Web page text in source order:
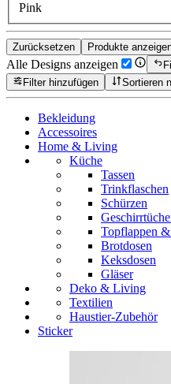
Pink
Zurücksetzen Produkte
Alle Designs anzeigen
Filter hinzufügen
Sortieren
Bekleidung
Accessoires
Home & Living
Küche
Tassen
Trinkflaschen
Schürzen
Topflappen
Brotdosen
Keksdosen
Gläser
Deko & Living
Textilien
Haustier-Zubehör
Sticker